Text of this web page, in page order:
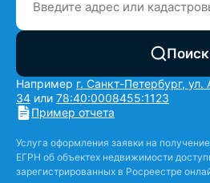
Поиск
Например г. Санкт-Петербург,
34 или 78:40:0008455:1123
Пример отчета
Услуга оформления заявки на
ЕГРН об объектех недвижимости
зарегистрированных в Росреестре